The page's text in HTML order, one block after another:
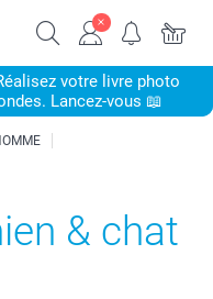
votre livre photo
Lancez-vous 📖
& chat